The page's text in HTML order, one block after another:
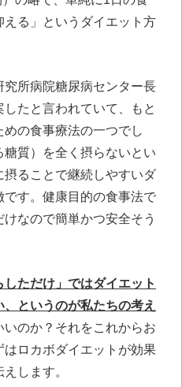
る」というダイエット方
究所病院糖尿病センター長
たと言われていて、もと
の食事療法の一つでし
質）を全く摂らないとい
ることで継続しやすいダ
す。健康目的の食事法で
なので簡単かつ安全そう
しただけ」ではダイエット
というのが私たちの考え
いのか？それをこれからお
ロカボダイエットが効果
します。